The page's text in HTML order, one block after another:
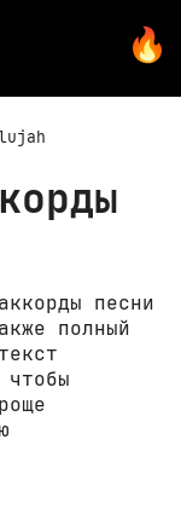
песни
полный